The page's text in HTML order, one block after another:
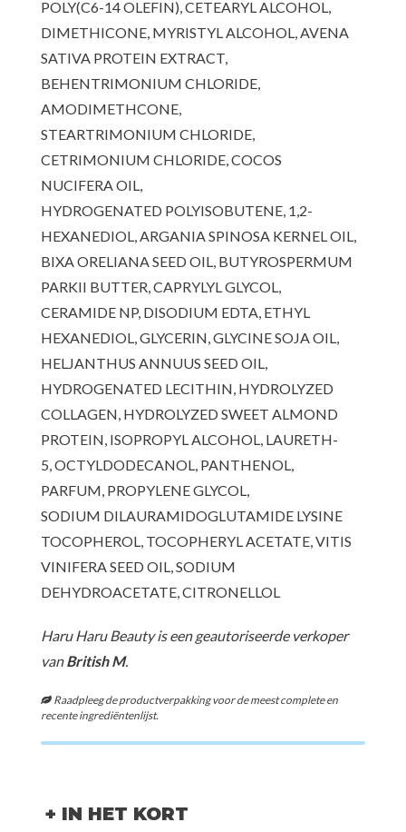
POLY(C6-14 OLEFIN), CETEARYL ALCOHOL,
DIMETHICONE, MYRISTYL ALCOHOL, AVENA
SATIVA PROTEIN EXTRACT,
BEHENTRIMONIUM CHLORIDE,
AMODIMETHCONE,
STEARTRIMONIUM CHLORIDE,
CETRIMONIUM CHLORIDE, COCOS
NUCIFERA OIL,
HYDROGENATED POLYISOBUTENE, 1,2-
HEXANEDIOL, ARGANIA SPINOSA KERNEL OIL,
BIXA ORELIANA SEED OIL, BUTYROSPERMUM
PARKII BUTTER, CAPRYLYL GLYCOL,
CERAMIDE NP, DISODIUM EDTA, ETHYL
HEXANEDIOL, GLYCERIN, GLYCINE SOJA OIL,
HELJANTHUS ANNUUS SEED OIL,
HYDROGENATED LECITHIN, HYDROLYZED
COLLAGEN, HYDROLYZED SWEET ALMOND
PROTEIN, ISOPROPYL ALCOHOL, LAURETH-
5, OCTYLDODECANOL, PANTHENOL,
PARFUM, PROPYLENE GLYCOL,
SODIUM DILAURAMIDOGLUTAMIDE LYSINE
TOCOPHEROL, TOCOPHERYL ACETATE, VITIS
VINIFERA SEED OIL, SODIUM
DEHYDROACETATE, CITRONELLOL
Haru Haru Beauty is een geautoriseerde verkoper
vanBritish M.
Raadpleeg de productverpakking voor de meest complete en
recente ingrediëntenlijst.
+ IN HET KORT